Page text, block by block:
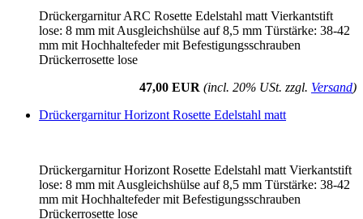
Drückergarnitur ARC Rosette Edelstahl matt Vierkantstift
lose: 8 mm mit Ausgleichshülse auf 8,5 mm Türstärke: 38-42
mm mit Hochhaltefeder mit Befestigungsschrauben
Drückerrosette lose
47,00 EUR (incl. 20% USt. zzgl. Versand)
Drückergarnitur Horizont Rosette Edelstahl matt
Drückergarnitur Horizont Rosette Edelstahl matt Vierkantstift
lose: 8 mm mit Ausgleichshülse auf 8,5 mm Türstärke: 38-42
mm mit Hochhaltefeder mit Befestigungsschrauben
Drückerrosette lose